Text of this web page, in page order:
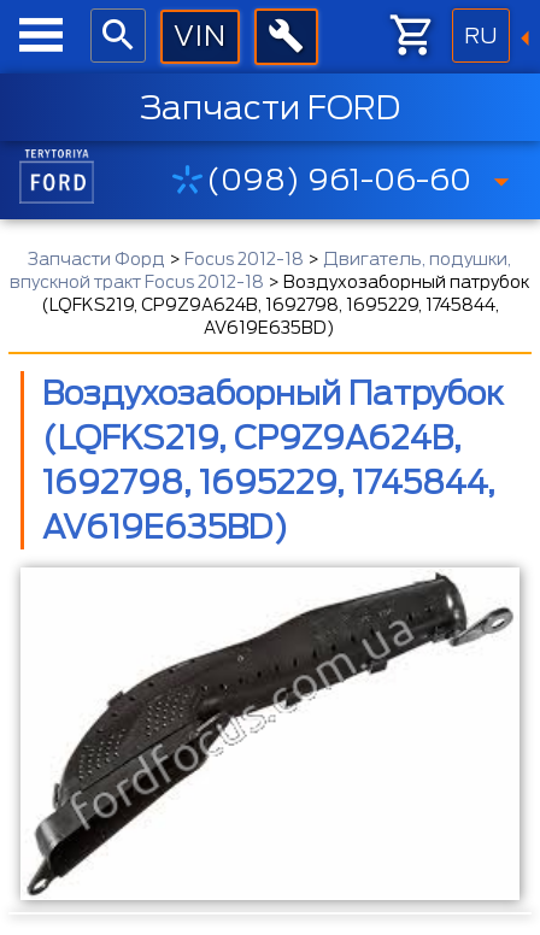
RU
Запчасти FORD
(098) 961-06-60
Запчасти Форд > Focus 2012-18 > Двигатель, подушки,
впускной тракт Focus 2012-18 > Воздухозаборный патрубок
(LQFKS219, CP9Z9A624B, 1692798, 1695229, 1745844,
AV619E635BD)
Воздухозаборный Патрубок
(LQFKS219, CP9Z9A624B,
1692798, 1695229, 1745844,
AV619E635BD)